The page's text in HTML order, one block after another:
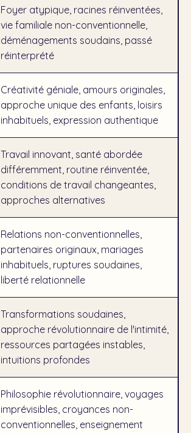
Foyer atypique, racines réinventées,
vie familiale non-conventionnelle,
déménagements soudains, passé
réinterprété
Créativité géniale, amours originales,
approche unique des enfants, loisirs
inhabituels, expression authentique
Travail innovant, santé abordée
différemment, routine réinventée,
conditions de travail changeantes,
approches alternatives
Relations non-conventionnelles,
partenaires originaux, mariages
inhabituels, ruptures soudaines,
liberté relationnelle
Transformations soudaines,
approche révolutionnaire de l'intimité,
ressources partagées instables,
intuitions profondes
Philosophie révolutionnaire, voyages
imprévisibles, croyances non-
conventionnelles, enseignement